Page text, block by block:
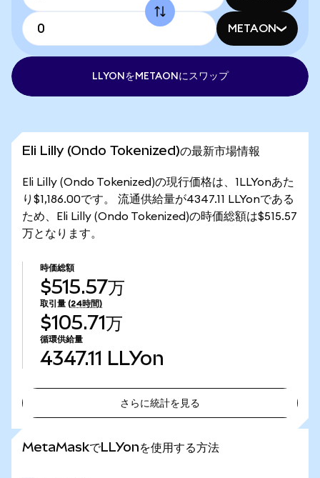
METAON
LLYONをMETAONにスワップ
Eli Lilly (Ondo Tokenized)の最新市場情報
Eli Lilly (Ondo Tokenized)の現行価格は、1LLYonあた
り$1,186.00です。 流通供給量が4347.11 LLYonである
ため、Eli Lilly (Ondo Tokenized)の時価総額は$515.57
万となります。
時価総額
$515.57万
取引量 (24時間)
$105.71万
循環供給量
4347.11 LLYon
さらに統計を見る
MetaMaskでLLYonを使用する方法